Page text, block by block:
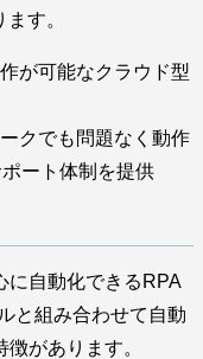
す。
が可能なクラウド型
クでも問題なく動作
ート体制を提供
に自動化できるRPA
と組み合わせて自動
があります。